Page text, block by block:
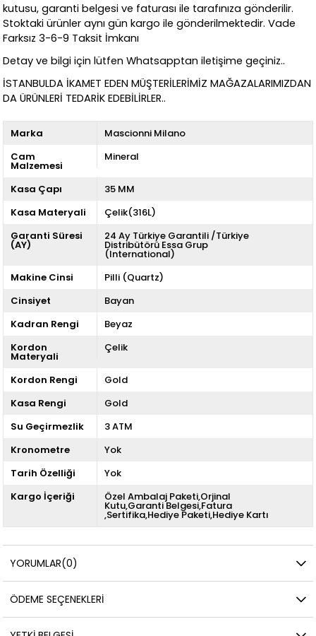
kutusu, garanti belgesi ve faturası ile tarafınıza gönderilir.
Stoktaki ürünler aynı gün kargo ile gönderilmektedir. Vade
Farksız 3-6-9 Taksit İmkanı
Detay ve bilgi için lütfen Whatsapptan iletişime geçiniz..
İSTANBULDA İKAMET EDEN MÜŞTERİLERİMİZ MAĞAZALARIMIZDAN
DA ÜRÜNLERİ TEDARİK EDEBİLİRLER..
Marka
Mascionni Milano
Cam
Malzemesi
Mineral
Kasa Çapı
35 MM
Kasa Materyali
Çelik(316L)
Garanti Süresi
(AY)
24 Ay Türkiye Garantili /Türkiye
Distribütörü Essa Grup
(International)
Makine Cinsi
Pilli (Quartz)
Cinsiyet
Bayan
Kadran Rengi
Beyaz
Kordon
Materyali
Çelik
Kordon Rengi
Gold
Kasa Rengi
Gold
Su Geçirmezlik
3 ATM
Kronometre
Yok
Tarih Özelliği
Yok
Kargo İçeriği
Özel Ambalaj Paketi,Orjinal
Kutu,Garanti Belgesi,Fatura
,Sertifika,Hediye Paketi,Hediye Kartı
YORUMLAR(0)
ÖDEME SEÇENEKLERI